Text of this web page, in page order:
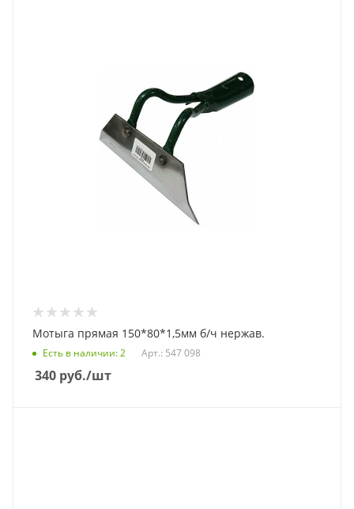
Мотыга прямая 150*80*1,5мм б/ч нержав.
Есть в наличии: 2 Арт.: 547 098
340 руб./шт